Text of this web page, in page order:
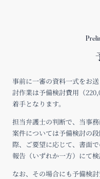
事前に一審の資料一式をお
討作業は予備検討費用（
着手となります。
担当弁護士の判断で、当事
案件については予備検討の
際、ご要望に応じて、書面
報告（いずれか一方）にて検
なお、その場合にも予備検